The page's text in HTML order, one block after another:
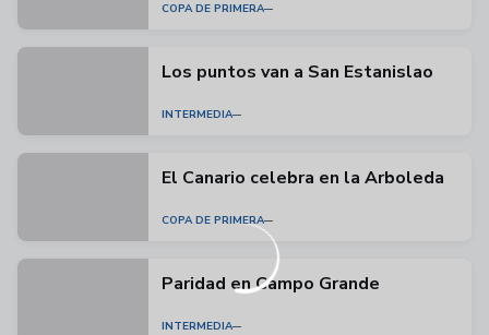
COPA DE PRIMERA
Los puntos van a San Estanislao
INTERMEDIA
El Canario celebra en la Arboleda
COPA DE PRIMERA
Paridad en Campo Grande
INTERMEDIA